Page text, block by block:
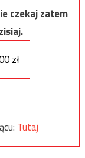
czekaj zatem
zł
Tutaj